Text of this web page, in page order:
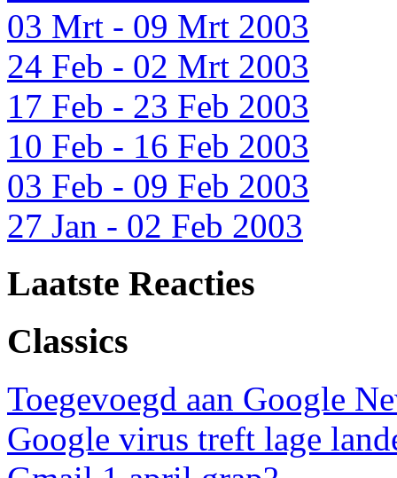
03 Mrt - 09 Mrt 2003
24 Feb - 02 Mrt 2003
17 Feb - 23 Feb 2003
10 Feb - 16 Feb 2003
03 Feb - 09 Feb 2003
27 Jan - 02 Feb 2003
Laatste Reacties
Classics
Toegevoegd aan Google
Google virus treft lage